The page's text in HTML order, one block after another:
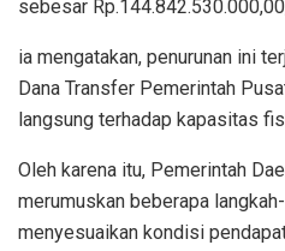
sebesar
ia mengatakan, penurunan ini
Dana Transfer Pemerintah
langsung terhadap kapasitas
Oleh karena itu, Pemerintah
merumuskan beberapa
menyesuaikan kondisi